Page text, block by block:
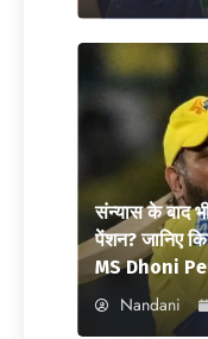
संन्यास के बाद
पेंशन? जानिए
MS Dhoni
Nandani